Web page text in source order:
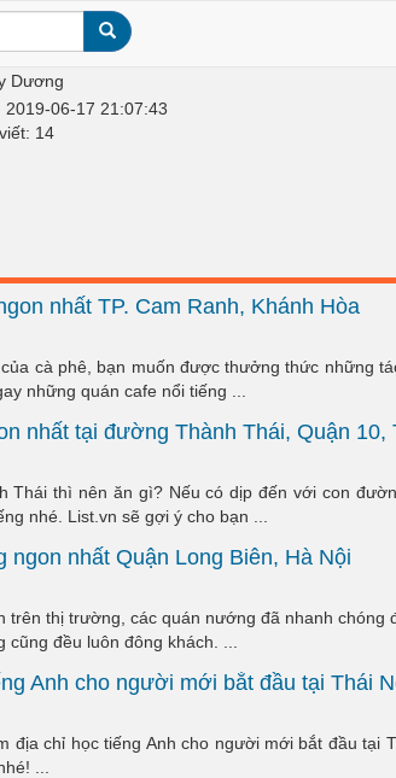
Dương
06-17 21:07:43
14
nhất TP. Cam Ranh, Khánh Hòa
cà phê, bạn muốn được thưởng thức những
những quán cafe nổi tiếng ...
nhất tại đường Thành Thái, Quận 10,
Thái thì nên ăn gì? Nếu có dịp đến với con
nhé. List.vn sẽ gợi ý cho bạn ...
ngon nhất Quận Long Biên, Hà Nội
trên thị trường, các quán nướng đã nhanh
đều luôn đông khách. ...
Anh cho người mới bắt đầu tại Thái
địa chỉ học tiếng Anh cho người mới bắt đầu tại
...